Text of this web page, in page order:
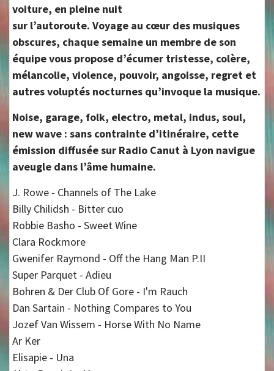
voiture, en pleine nuit
sur l’autoroute. Voyage au cœur des musiques
obscures, chaque semaine un membre de son
équipe vous propose d’écumer tristesse, colère,
mélancolie, violence, pouvoir, angoisse, regret et
autres voluptés nocturnes qu’invoque la musique.
Noise, garage, folk, electro, metal, indus, soul,
new wave : sans contrainte d’itinéraire, cette
émission diffusée sur Radio Canut à Lyon navigue
aveugle dans l’âme humaine.
J. Rowe - Channels of The Lake
Billy Chilidsh - Bitter cuo
Robbie Basho - Sweet Wine
Clara Rockmore
Gwenifer Raymond - Off the Hang Man P.II
Super Parquet - Adieu
Bohren & Der Club Of Gore - I'm Rauch
Dan Sartain - Nothing Compares to You
Jozef Van Wissem - Horse With No Name
Ar Ker
Elisapie - Una